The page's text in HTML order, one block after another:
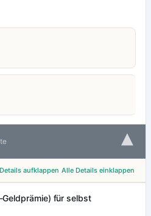
▾
aufklappen Alle Details einklappen
für selbst